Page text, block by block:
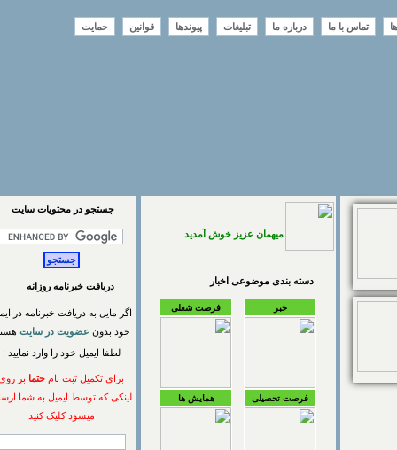
تماس با ما درباره ما تبلیغات پیوندها قوانین حمایت
میهمان عزیز خوش آمدید
دسته بندی موضوعی اخبار
فرصت شغلی
فرصت تحصیلی همایش ها
جستجو در محتويات سايت
دریافت خبرنامه روزانه
اگر مایل به دریافت خبرنامه در ایمیل
خود بدونعضویت در سایتهستید
لطفا ایمیل خود را وارد نمایید :
برای تکمیل ثبت نام حتمابر روی
لینکی که توسط ایمیل به شما ارسال
میشود کلیک کنید